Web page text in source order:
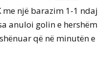
një barazim 1-1 ndaj
anuloi golin e hershëm
që në minutën e